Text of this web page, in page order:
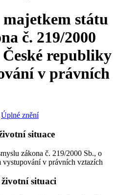
státu
č. 219/2000
republiky
v právních
Úplné znění
situace
zákona č. 219/2000 Sb., o
v právních vztazích
situaci